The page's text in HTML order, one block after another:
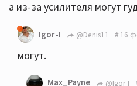
а из-за усилителя могут
Igor-I @Denis11 16
могут.
Max_Payne @Igor-I